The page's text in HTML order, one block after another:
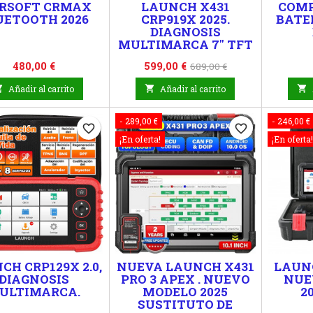
CRMAX
2026
Precio
480,00 €
Añadir al carrito
LAUNCH X431
CRP919X 2025.
DIAGNOSIS
MULTIMARCA 7" TFT
Precio
599,00 € Precio
base
689,00 €
 Añadir al carrito 
CRP129X 2.0,
favorite_border
- 289,00 €
¡En oferta!
NUEVA LAUNCH X431
PRO 3 APEX . NUEVO
MODELO 2025
SUSTITUTO DE
favorite_border
- 246,00 €
¡En oferta!